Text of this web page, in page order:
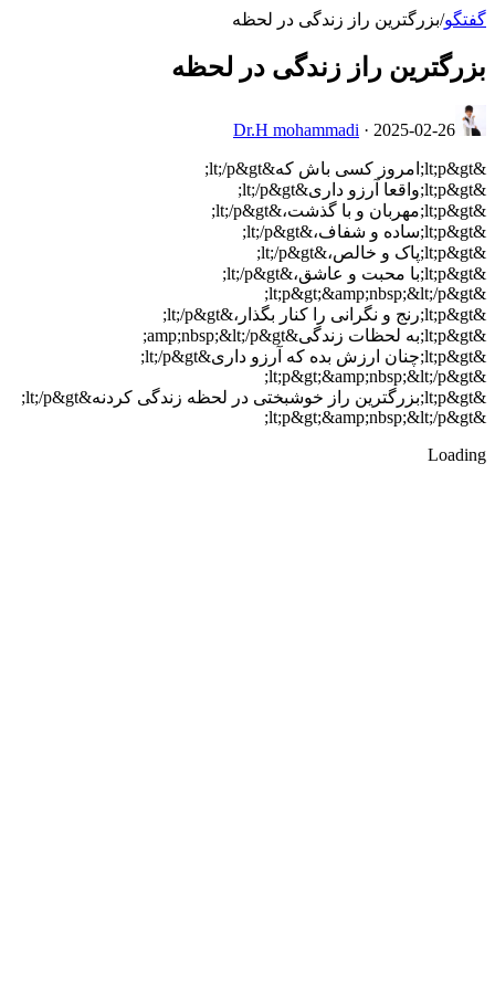
گفتگو/بزرگترین راز زندگی در لحظه
بزرگترین راز زندگی در لحظه
Dr.H mohammadi · 2025-02-26
&lt;p&gt;امروز کسی باش که&lt;/p&gt;
&lt;p&gt;واقعا آرزو داری&lt;/p&gt;
&lt;p&gt;مهربان و با گذشت،&lt;/p&gt;
&lt;p&gt;ساده و شفاف،&lt;/p&gt;
&lt;p&gt;پاک و خالص،&lt;/p&gt;
&lt;p&gt;با محبت و عاشق،&lt;/p&gt;
&lt;p&gt;&amp;nbsp;&lt;/p&gt;
&lt;p&gt;رنج و نگرانی را کنار بگذار،&lt;/p&gt;
&lt;p&gt;به لحظات زندگی&amp;nbsp;&lt;/p&gt;
&lt;p&gt;چنان ارزش بده که آرزو داری&lt;/p&gt;
&lt;p&gt;&amp;nbsp;&lt;/p&gt;
&lt;p&gt;بزرگترین راز خوشبختی در لحظه زندگی کردنه&lt;/p&gt;
&lt;p&gt;&amp;nbsp;&lt;/p&gt;
Loading